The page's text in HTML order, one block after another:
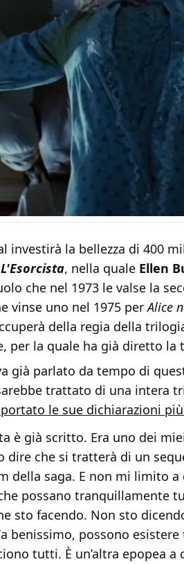
investirà la bellezza di 400
L'Esorcista, nella quale Ellen
che nel 1973 le valse la
vinse uno nel 1975 perAlice
della regia della
per la quale ha già diretto la
già parlato da tempo di
trattato di una intera
le sue dichiarazioni
è già scritto. Era uno dei
dire che si tratterà di un
della saga. E non mi limito a
possano tranquillamente
sto facendo. Non sto
benissimo, possono
tutti. È un’altra epopea